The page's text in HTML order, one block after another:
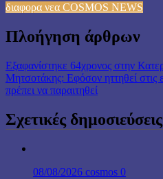
διαφορα νεα COSMOS NEWS
Πλοήγηση άρθρων
Εξαφανίστηκε 64χρονος στην
Μητσοτάκης: Εφόσον ηττηθεί στις
πρέπει να παραιτηθεί
Σχετικές δημοσιεύσεις
08/08/2026 cosmos 0